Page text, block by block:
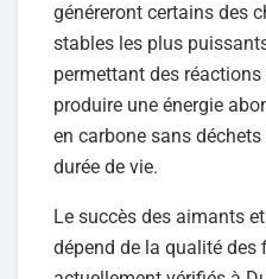
généreront certains des
stables les plus
permettant des
produire une énergie
en carbone sans
durée de vie.
Le succès des aimants
dépend de la qualité